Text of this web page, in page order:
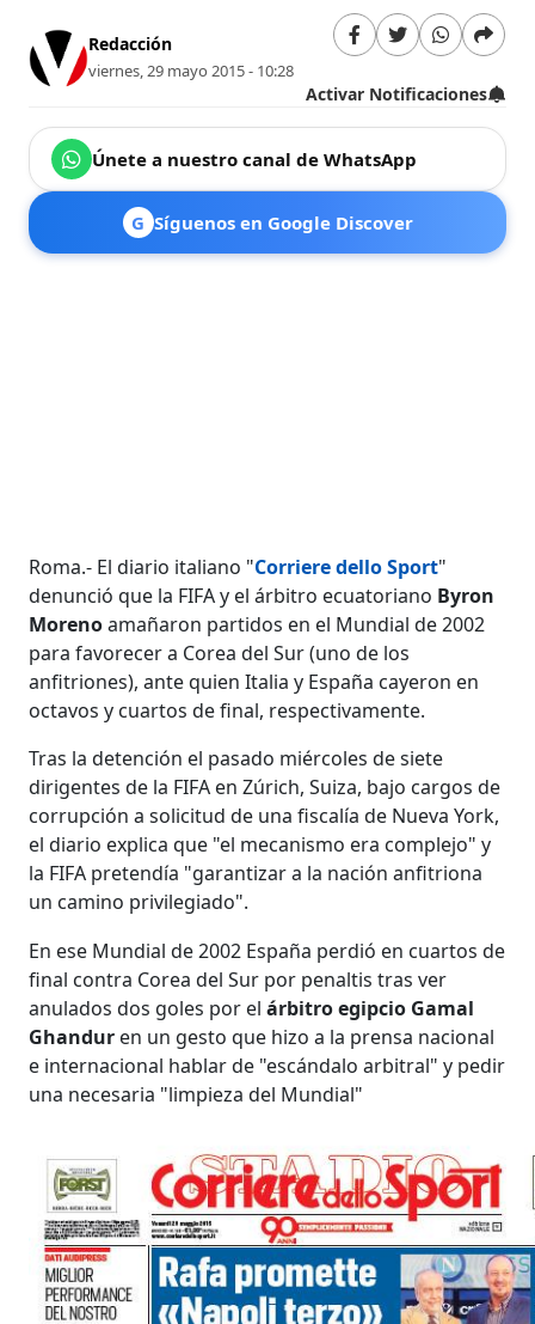
Redacción
viernes, 29 mayo 2015 - 10:28
Activar Notificaciones
Únete a nuestro canal de WhatsApp
G Síguenos en Google Discover
Roma.- El diario italiano "Corriere dello Sport"
denunció que la FIFA y el árbitro ecuatoriano Byron
Morenoamañaron partidos en el Mundial de 2002
para favorecer a Corea del Sur (uno de los
anfitriones), ante quien Italia y España cayeron en
octavos y cuartos de final, respectivamente.
Tras la detención el pasado miércoles de siete
dirigentes de la FIFA en Zúrich, Suiza, bajo cargos de
corrupción a solicitud de una fiscalía de Nueva York,
el diario explica que "el mecanismo era complejo" y
la FIFA pretendía "garantizar a la nación anfitriona
un camino privilegiado".
En ese Mundial de 2002 España perdió en cuartos de
final contra Corea del Sur por penaltis tras ver
anulados dos goles por elárbitro egipcio Gamal
Ghandur en un gesto que hizo a la prensa nacional
e internacional hablar de "escándalo arbitral" y pedir
una necesaria "limpieza del Mundial"